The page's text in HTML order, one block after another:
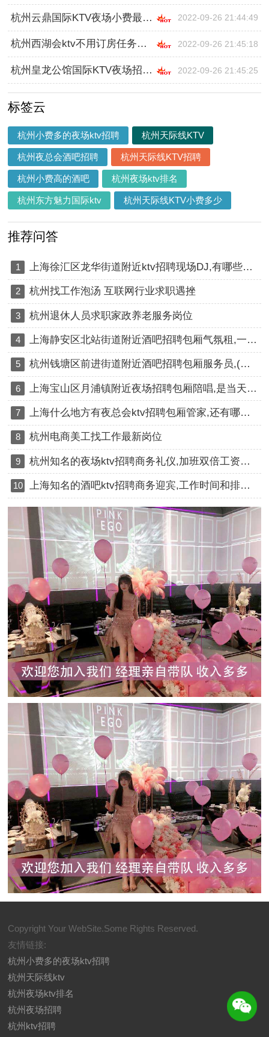
杭州云鼎国际KTV夜场小费最高的场子招聘,应聘要求是什么 2022-09-26 21:44:49
杭州西湖会ktv不用订房任务的,入职需要什么条件 2022-09-26 21:45:18
杭州皇龙公馆国际KTV夜场招聘佳丽日结小费,无中介费 2022-09-26 21:45:25
标签云
杭州小费多的夜场ktv招聘 杭州天际线KTV
杭州夜总会酒吧招聘 杭州天际线KTV招聘
杭州小费高的酒吧 杭州夜场ktv排名
杭州东方魅力国际ktv 杭州天际线KTV小费多少
推荐问答
1 上海徐汇区龙华街道附近ktv招聘现场DJ,有哪些工作岗位
2 杭州找工作泡汤 互联网行业求职遇挫
3 杭州退休人员求职家政养老服务岗位
4 上海静安区北站街道附近酒吧招聘包厢气氛租,一个月上几天班
5 杭州钱塘区前进街道附近酒吧招聘包厢服务员,(不抽台费)
6 上海宝山区月浦镇附近夜场招聘包厢陪唱,是当天上班当天发薪吗？
7 上海什么地方有夜总会ktv招聘包厢管家,还有哪些职位
8 杭州电商美工找工作最新岗位
9 杭州知名的夜场ktv招聘商务礼仪,加班双倍工资吗？
10 上海知名的酒吧ktv招聘商务迎宾,工作时间和排班制度是怎样的？
Copyright Your WebSite.Some Rights Reserved.
友情链接:
杭州小费多的夜场ktv招聘
杭州天际线ktv
杭州夜场ktv排名
杭州夜场招聘
杭州ktv招聘